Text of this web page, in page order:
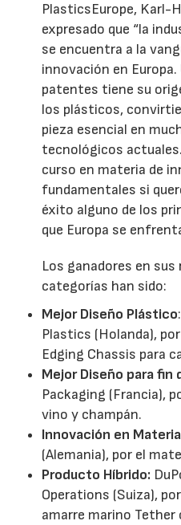
PlasticsEurope, Karl-
expresado que “la
se encuentra a la
innovación en Europa.
patentes tiene su
los plásticos,
pieza esencial en
tecnológicos
curso en materia de
fundamentales si
éxito alguno de los
que Europa se
Los ganadores en
categorías han sido:
Mejor Diseño Plástico
Plastics (Holanda),
Edging Chassis para
Mejor Diseño para fin
Packaging (Francia),
vino y champán.
Innovación en
(Alemania), por el
Producto Híbrido:
Operations (Suiza),
amarre marino